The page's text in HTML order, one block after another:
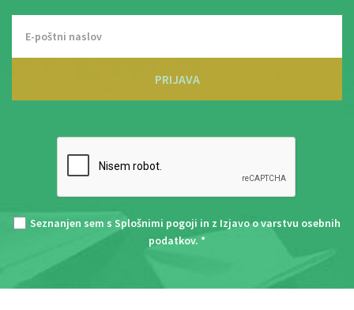
PRIJAVA
Seznanjen sem s Splošnimi pogoji in z Izjavo o varstvu osebnih
podatkov. *